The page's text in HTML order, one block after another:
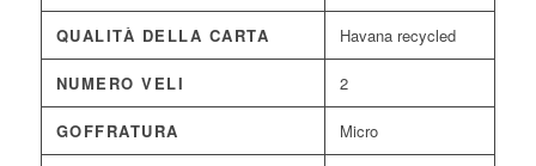
QUALITÀ DELLA CARTA Havana recycled
NUMERO VELI 2
GOFFRATURA Micro